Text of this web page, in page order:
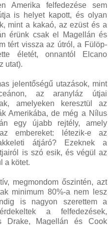
Amerika felfedezése sem
is helyet kapott, és olyan
mint a kakaó, az ezüst és a
érünk csak el Magellán és
tért vissza az útról, a Fülöp-
életét, onnantól Elcano
utat).
jelentőségű utazások, mint
az aranyláz útjai
amelyeken keresztül az
Amerikába, de még a Nílus
egy újabb rejtély, amely
embereket: létezik-e az
átjáró? Ezeknek a
is szó esik, és végül az
a kötet.
megmondom őszintén, azt
minimum 80%-a nem lesz
is nagyon szerettem a
a felfedezések,
Drake, Magellán és Cook